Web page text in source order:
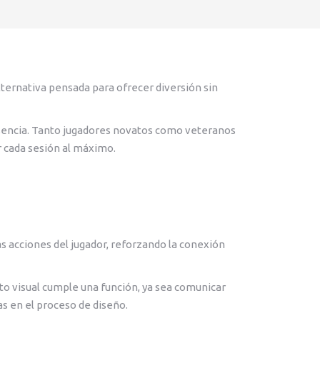
pensada para ofrecer diversión sin
Tanto jugadores novatos como veteranos
sesión al máximo.
del jugador, reforzando la conexión
visual cumple una función, ya sea comunicar
en el proceso de diseño.